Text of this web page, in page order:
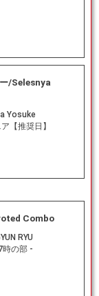
/Selesnya
Yosuke
【推奨日】
Combo
RYU
時の部 -